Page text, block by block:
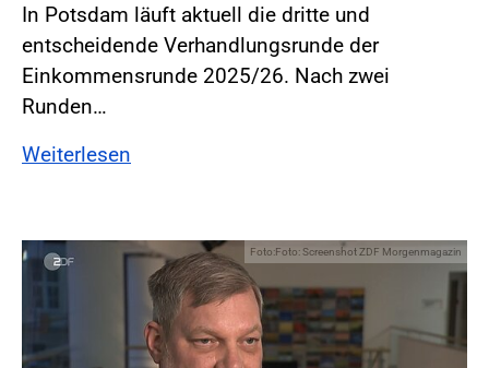
In Potsdam läuft aktuell die dritte und
entscheidende Verhandlungsrunde der
Einkommensrunde 2025/26. Nach zwei
Runden…
Weiterlesen
Foto:Foto: Screenshot ZDF Morgenmagazin